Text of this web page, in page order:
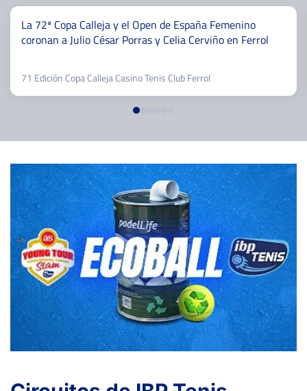
La 72ª Copa Calleja y el Open de España Femenino
coronan a Julio César Porras y Celia Cerviño en Ferrol
71 Edición Copa Calleja Casino Tenis Club Ferrol